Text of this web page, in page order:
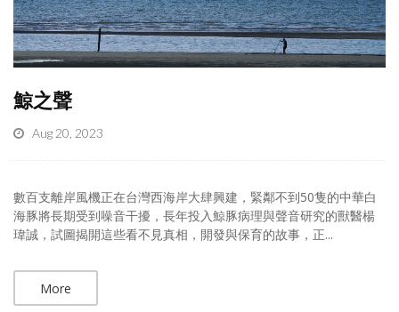
鯨之聲
Aug 20, 2023
數百支離岸風機正在台灣西海岸大肆興建，緊鄰不到50隻的中華白
海豚將長期受到噪音干擾，長年投入鯨豚病理與聲音研究的獸醫楊
瑋誠，試圖揭開這些看不見真相，開發與保育的故事，正...
More